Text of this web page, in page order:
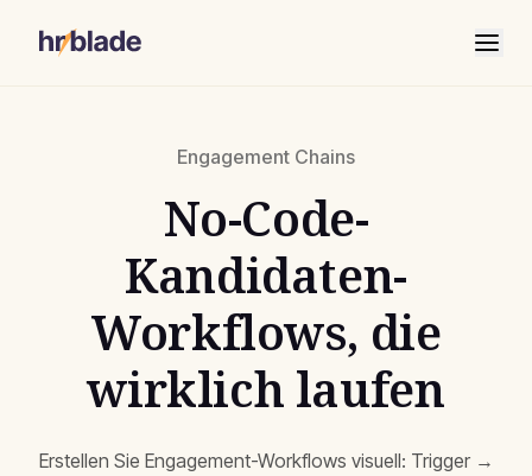
Engagement Chains
No-Code-
Kandidaten-
Workflows, die
wirklich laufen
Erstellen Sie Engagement-Workflows visuell: Trigger →